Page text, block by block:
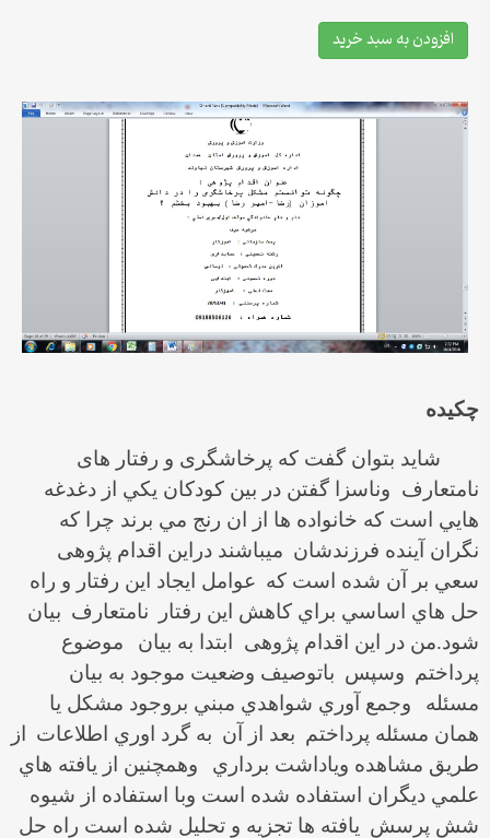
افزودن به سبد خرید
چكيده
شايد بتوان گفت كه پرخاشگری و رفتار های
نامتعارف وناسزا گفتن در بين کودکان يكي از دغدغه
هايي است كه خانواده ها از ان رنج مي برند چرا كه
نگران آينده فرزندشان ميباشند دراين اقدام پژوهی
سعي بر آن شده است كه عوامل ايجاد اين رفتار و راه
حل هاي اساسي براي كاهش اين رفتار
نامتعارف بيان
شود.من در اين اقدام پژوهی ابتدا به بيان
موضوع
پرداختم وسپس باتوصيف وضعيت موجود به بيان
مسئله
وجمع آوري شواهدي مبني بروجود مشكل يا
همان مسئله پرداختم بعد از آن به گرد اوري اطلاعات از
طريق مشاهده وياداشت برداري
وهمچنين از يافته هاي
علمي ديگران استفاده شده است وبا استفاده از شيوه
شش پرسش يافته ها تجزيه و تحليل شده است راه حل